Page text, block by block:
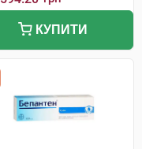
КУПИТИ